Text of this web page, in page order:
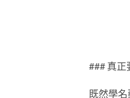
### 真正
既然學